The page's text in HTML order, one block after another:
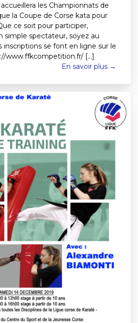
les Championnats de
la Coupe de Corse kata pour
ce soit pour participer,
simple spectateur, soyez au
inscriptions se font en ligne sur le
www.ffkcompetition.fr/ [...]
En savoir plus →